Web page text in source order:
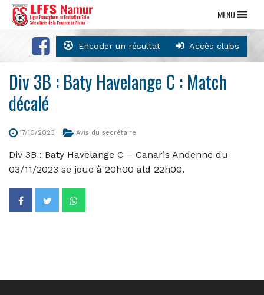
Encoder un résultat Accès clubs
MENU
Div 3B : Baty Havelange C : Match
décalé
17/10/2023 Avis du secrétaire
Div 3B : Baty Havelange C – Canaris Andenne du
03/11/2023 se joue à 20h00 ald 22h00.